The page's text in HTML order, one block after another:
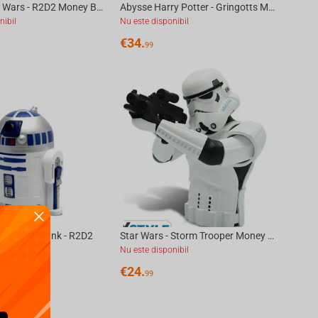
Abysse Star Wars - R2D2 Money Bank Abysse Harry Potter - Gringotts Money Bank
Nu este disponibil
€34.99
- Money Bank - R2D2 Star Wars - Storm Trooper Money Bank
Nu este disponibil
€24.99